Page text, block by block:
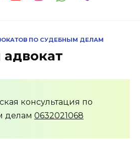
ПО СУДЕБНЫМ ДЕЛАМ
консультация по
делам 0632021068